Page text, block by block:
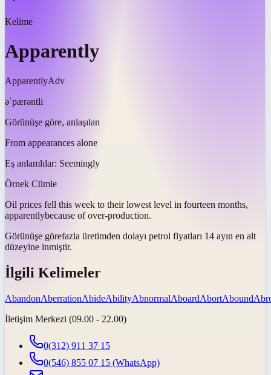
Kelime
Apparently
ApparentlyAdv
əˈpærəntli
Görünüşe göre, anlaşılan
From appearances alone
Eş anlamlılar: Seemingly
Örnek Cümle
Oil prices fell this week to their lowest level in fourteen months,
apparentlybecause of over-production.
Görünüşe görefazla üretimden dolayı petrol fiyatları 14 ayın en alt
düzeyine inmiştir.
İlgili Kelimeler
AbandonAberrationAbideAbilityAbnormalAboardAbortAbound
İletişim Merkezi (09.00 - 22.00)
0(312) 911 37 15
0(546) 855 07 15 (WhatsApp)